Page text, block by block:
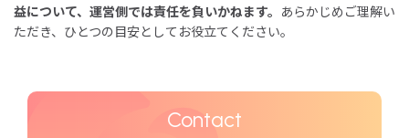
益について、運営側では責任を負いかねます。 あらかじめご理解い
ただき、ひとつの目安としてお役立てください。
Contact